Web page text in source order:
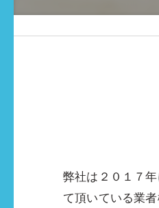
弊社は２０１７
て頂いている業